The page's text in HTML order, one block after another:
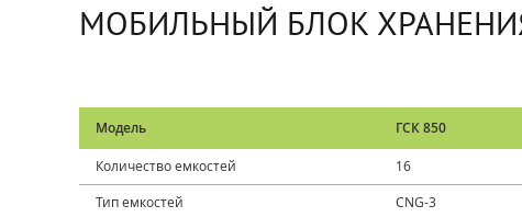
МОБИЛЬНЫЙ БЛОК
Модель ГСК 850
Количество емкостей
16
Тип емкостей
CNG-3